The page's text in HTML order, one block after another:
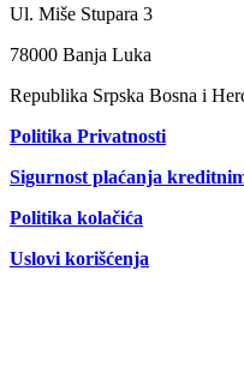
Ul. Miše Stupara 3
78000 Banja Luka
Republika Srpska Bosna i
Politika Privatnosti
Sigurnost plaćanja
Politika kolačića
Uslovi korišćenja